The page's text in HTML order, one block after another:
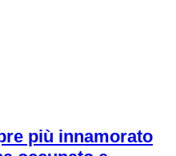
più innamorato